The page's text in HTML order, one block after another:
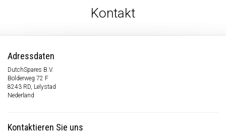
Kontakt
Adressdaten
DutchSpares B.V.
Bolderweg 72 F
8243 RD, Lelystad
Nederland
Kontaktieren Sie uns